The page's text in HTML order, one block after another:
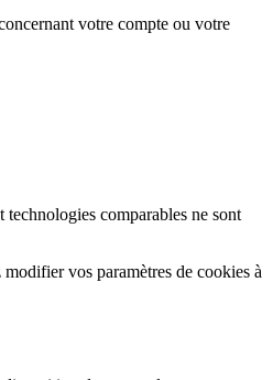
votre compte ou votre
comparables ne sont
vos paramètres de cookies à